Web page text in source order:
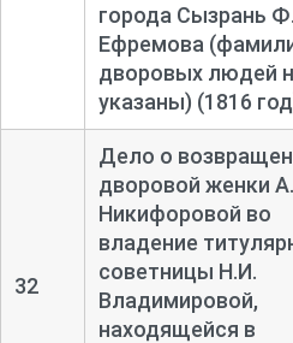
города Сызрань Ф.
Ефремова
дворовых людей
указаны) (1816
32
Дело о
дворовой женки А.
Никифоровой во
владение
советницы Н.И.
Владимировой,
находящейся в